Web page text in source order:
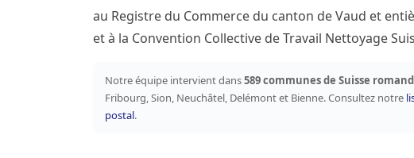
au Registre du Commerce du canton de Vaud et
et à la Convention Collective de Travail Nettoyage
Notre équipe intervient dans589 communes de Suisse
Fribourg, Sion, Neuchâtel, Delémont et Bienne. Consultez notre
postal.